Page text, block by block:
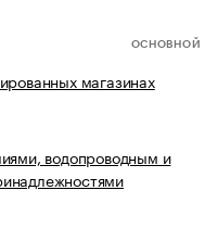
ОСНОВНОЙ
магазинах
водопроводным и